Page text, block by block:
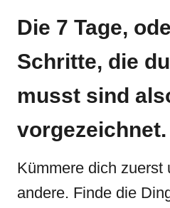
Die 7 Tage,
Schritte, die
musst sind
vorgezeichnet.
Kümmere dich zuerst
andere. Finde die